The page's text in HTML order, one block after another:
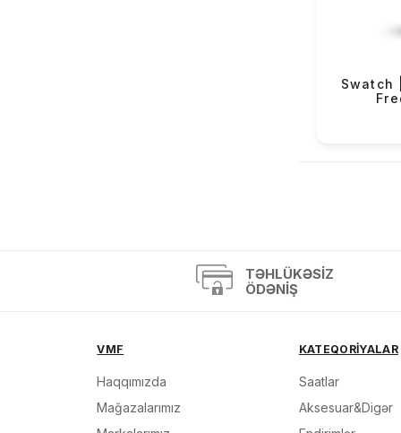
Swatch
TƏHLÜKƏSIZ
ÖDƏNIŞ
VMF
Haqqımızda
Mağazalarımız
KATEQORİYALAR
Saatlar
Aksesuar&Digər